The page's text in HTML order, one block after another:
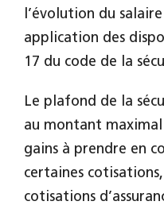
l’évolution du
application des
17 du code de la
Le plafond de la
au montant
gains à prendre en
certaines
cotisations